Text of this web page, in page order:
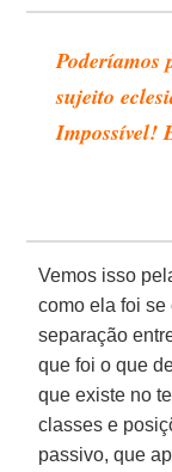
Poderíamos
sujeito
Impossível!
Vemos isso
como ela foi se
separação
que foi o que
que existe no
classes e
passivo, que